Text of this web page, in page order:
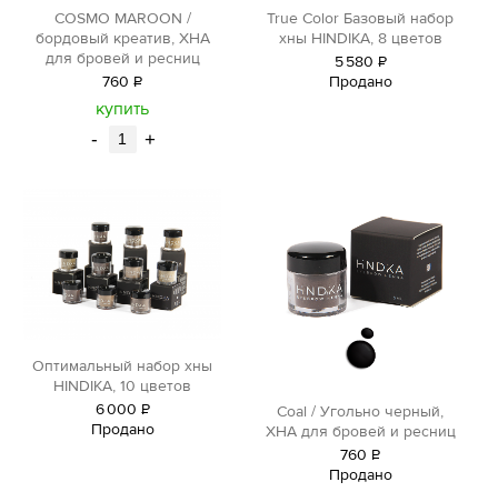
COSMO MAROON /
бордовый креатив, ХНА
для бровей и ресниц
760 Р
уб.
купить
- +
True Color Базовый набор
хны HINDIKA, 8 цветов
5580 Р
уб.
Продано
Оптимальный набор хны
HINDIKA, 10 цветов
6000 Р
уб.
Продано
Сoal / Угольно черный,
ХНА для бровей и ресниц
760 Р
уб.
Продано